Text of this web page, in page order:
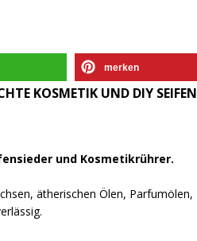
merken
KOSMETIK UND DIY SEIFEN
und Kosmetikrührer.
ätherischen Ölen, Parfumölen,